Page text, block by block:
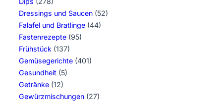
Dressings und Saucen (52)
Falafel und Bratlinge (44)
Fastenrezepte (95)
Frühstück (137)
Gemüsegerichte (401)
Gesundheit (5)
Getränke (12)
Gewürzmischungen (27)